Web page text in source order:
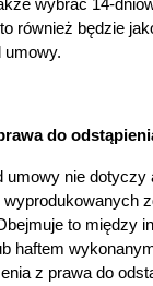
wybrać 14-
również będzie
umowy.
do
umowy nie dotyczy
to między
haftem
z prawa do